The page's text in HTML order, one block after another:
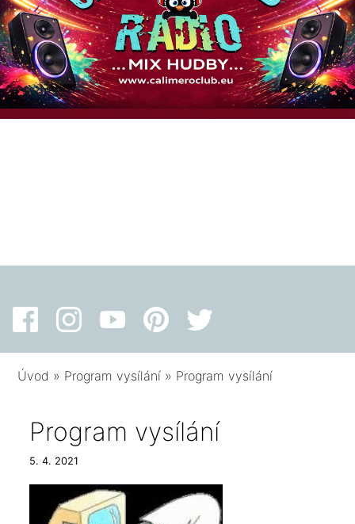
Úvod » Program vysílání » Program vysílání
Program vysílání
5. 4. 2021